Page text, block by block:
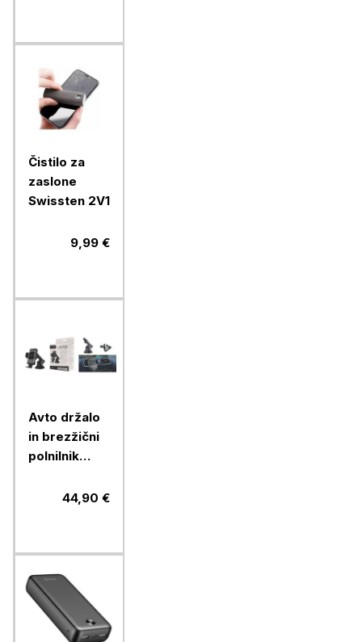
Čistilo za
zaslone
Swissten 2V1
9,99 €
Avto držalo
in brezžični
polnilnik
15W - 2 v 1,
44,90 €